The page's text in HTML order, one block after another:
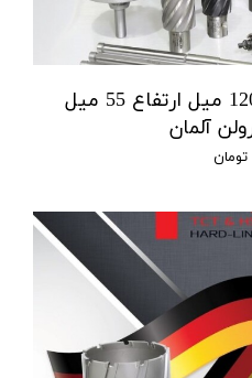
مته گردبر از قطر 12 تا 120 میل ارتفاع 55 میل